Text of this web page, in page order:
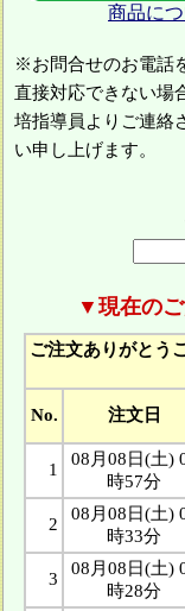
商品に
※お問合せのお電話
直接対応できない場
培指導員よりご連絡
い申し上げます。
▼現在の